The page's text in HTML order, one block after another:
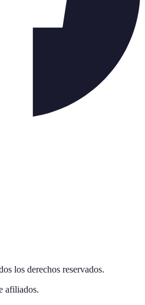
los derechos reservados.
afiliados.